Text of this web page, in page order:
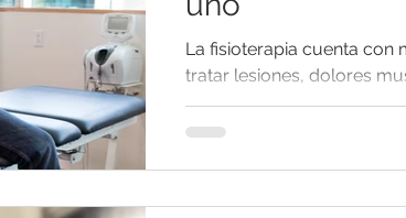
La fisioterapia cuenta con
tratar lesiones, dolores
articulares. Entre ellas,